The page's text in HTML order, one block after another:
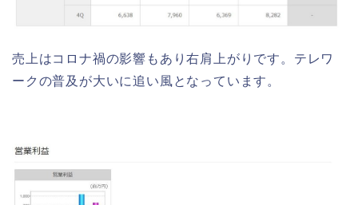
売上はコロナ禍の影響もあり右肩上がりです。テレワ
ークの普及が大いに追い風となっています。